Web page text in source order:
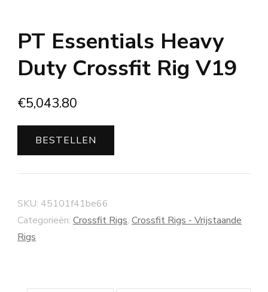
PT Essentials Heavy
Duty Crossfit Rig V19
€5,043.80
BESTELLEN
SKU: 45101f41be66
Categorieën: Crossfit Rigs, Crossfit Rigs - Vrijstaande
Rigs